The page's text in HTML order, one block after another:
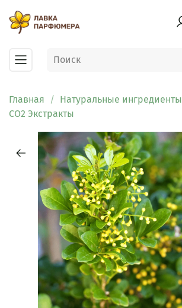
Главная
Натуральные ингредиенты
CO2 Экстракты